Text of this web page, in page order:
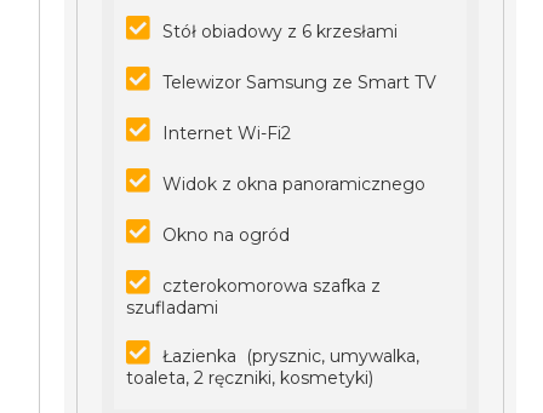
Stół obiadowy z 6 krzesłami
Telewizor Samsung ze Smart TV
Internet Wi-Fi2
Widok z okna panoramicznego
Okno na ogród
czterokomorowa szafka z
szufladami
Łazienka (prysznic, umywalka,
toaleta, 2 ręczniki, kosmetyki)